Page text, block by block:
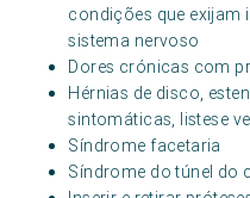
condições que exijam
sistema nervoso
Dores crónicas com
Hérnias de disco,
sintomáticas, listese
Síndrome facetaria
Síndrome do túnel do